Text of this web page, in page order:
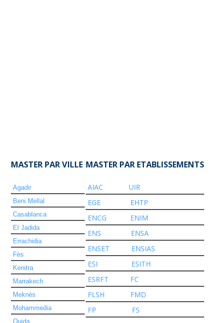
MASTER PAR VILLE MASTER PAR ETABLISSEMENTS
Agadir
Beni Mellal
Casablanca
El Jadida
Errachidia
Fès
Kenitra
Marrakech
Meknès
Mohammedia
Oujda
AIAC
UIR
EGE
EHTP
ENCG
ENIM
ENS
ENSA
ENSET
ENSIAS
ESI
ESITH
ESRFT
FC
FLSH
FMD
FP
FS